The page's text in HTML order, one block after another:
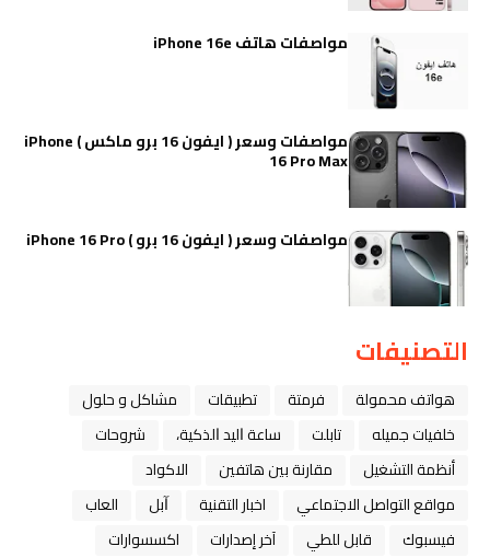
مواصفات هاتف iPhone 16e
مواصفات وسعر ( ايفون 16 برو ماكس ) iPhone
16 Pro Max
مواصفات وسعر ( ايفون 16 برو ) iPhone 16 Pro
التصنيفات
هواتف محمولة فرمتة تطبيقات
مشاكل و حلول
خلفيات جميله
تابلت ﺳﺎﻋﺔ ﺍﻟﻴﺪ ﺍﻟﺬﻛﻴﺔ،
شروحات
أنظمة التشغيل
مقارنة بين هاتفين
الاكواد
مواقع التواصل الاجتماعي
اخبار التقنية ﺁﺑﻞ
العاب
فيسبوك
قابل للطي آخر إصدارات
اكسسوارات